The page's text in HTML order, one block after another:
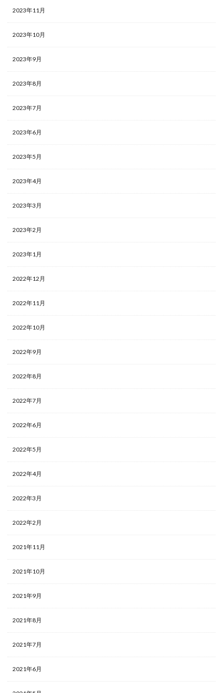
2023年11月
2023年10月
2023年9月
2023年8月
2023年7月
2023年6月
2023年5月
2023年4月
2023年3月
2023年2月
2023年1月
2022年12月
2022年11月
2022年10月
2022年9月
2022年8月
2022年7月
2022年6月
2022年5月
2022年4月
2022年3月
2022年2月
2021年11月
2021年10月
2021年9月
2021年8月
2021年7月
2021年6月